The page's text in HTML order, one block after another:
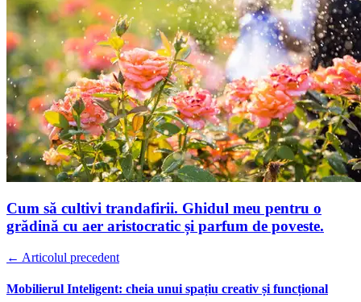
Cum să cultivi trandafirii. Ghidul meu pentru o
grădină cu aer aristocratic și parfum de poveste.
← Articolul precedent
Mobilierul Inteligent: cheia unui spațiu creativ și funcțional